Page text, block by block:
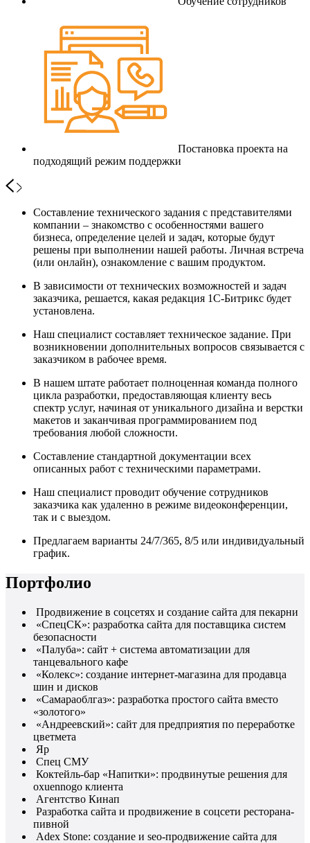
Постановка проекта на
подходящий режим поддержки
Составление технического задания с представителями
компании – знакомство с особенностями вашего
бизнеса, определение целей и задач, которые будут
решены при выполнении нашей работы. Личная встреча
(или онлайн), ознакомление с вашим продуктом.
В зависимости от технических возможностей и задач
заказчика, решается, какая редакция 1С-Битрикс будет
установлена.
Наш специалист составляет техническое задание. При
возникновении дополнительных вопросов связывается с
заказчиком в рабочее время.
В нашем штате работает полноценная команда полного
цикла разработки, предоставляющая клиенту весь
спектр услуг, начиная от уникального дизайна и верстки
макетов и заканчивая программированием под
требования любой сложности.
Составление стандартной документации всех
описанных работ с техническими параметрами.
Наш специалист проводит обучение сотрудников
заказчика как удаленно в режиме видеоконференции,
так и с выездом.
Предлагаем варианты 24/7/365, 8/5 или индивидуальный
график.
Портфолио
Продвижение в соцсетях и создание сайта для пекарни
«СпецСК»: разработка сайта для поставщика систем
безопасности
«Палуба»: сайт + система автоматизации для
танцевального кафе
«Колекс»: создание интернет-магазина для продавца
шин и дисков
«Самараоблгаз»: разработка простого сайта вместо
«золотого»
«Андреевский»: сайт для предприятия по переработке
цветмета
Яр
Спец СМУ
Коктейль-бар «Напитки»: продвинутые решения для
oxuennogo клиента
Агентство Кинап
Разработка сайта и продвижение в соцсети ресторана-
пивной
Adex Stone: создание и seo-продвижение сайта для